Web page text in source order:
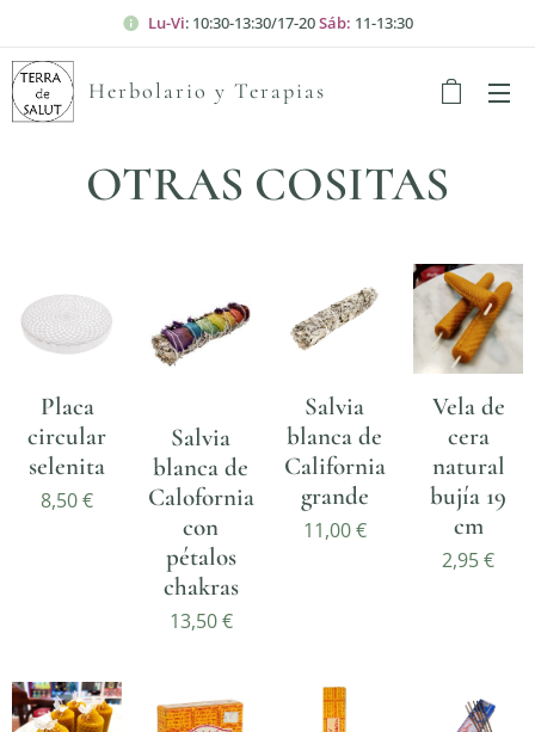
Lu-Vi: 10:30-13:30/17-20Sáb: 11-13:30
Herbolario y Terapias
OTRAS COSITAS
Placa
circular
selenita
8,50€
Salvia
blanca de
Calofornia
con
pétalos
chakras
13,50€
Salvia
blanca de
California
grande
11,00€
Vela de
cera
natural
bujía 19
cm
2,95€